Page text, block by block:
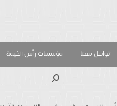
تواصل معنا مؤسسات رأس الخيمة